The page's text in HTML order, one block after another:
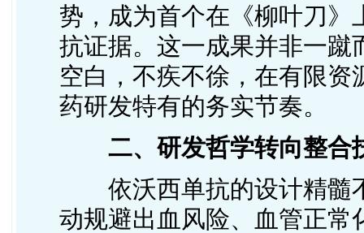
势，成为首个在《柳叶刀
抗证据。这一成果并非一蹴
空白，不疾不徐，在有限
药研发特有的务实节奏。
二、研发哲学转向整合
依沃西单抗的设计精髓
动规避出血风险、血管正常